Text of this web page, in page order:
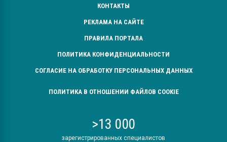
КОНТАКТЫ
РЕКЛАМА НА САЙТЕ
ПРАВИЛА ПОРТАЛА
ПОЛИТИКА КОНФИДЕНЦИАЛЬНОСТИ
СОГЛАСИЕ НА ОБРАБОТКУ ПЕРСОНАЛЬНЫХ ДАННЫХ
ПОЛИТИКА В ОТНОШЕНИИ ФАЙЛОВ COOKIE
>13 000
зарегистрированных специалистов